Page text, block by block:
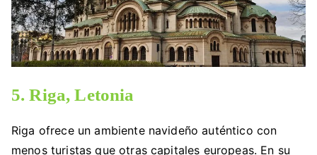
5. Riga, Letonia
Riga ofrece un ambiente navideño auténtico con
menos turistas que otras capitales europeas. En su